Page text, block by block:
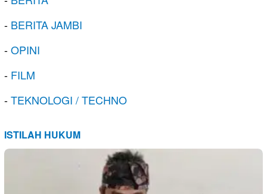
- BERITA JAMBI
-OPINI
- FILM
-TEKNOLOGI / TECHNO
ISTILAH HUKUM